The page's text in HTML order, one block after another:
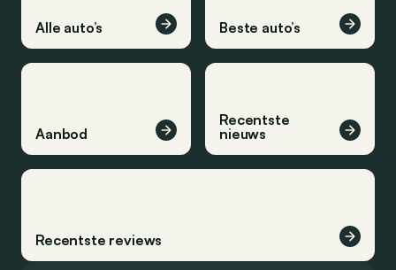
Alle auto’s Beste auto’s
Aanbod
Recentste
nieuws
Recentste reviews